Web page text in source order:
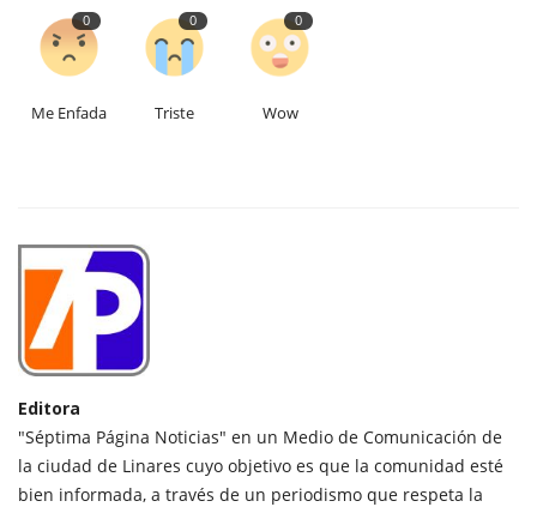
0
Me Enfada
0
Triste
0
Wow
Editora
"Séptima Página Noticias" en un Medio de Comunicación de
la ciudad de Linares cuyo objetivo es que la comunidad esté
bien informada, a través de un periodismo que respeta la